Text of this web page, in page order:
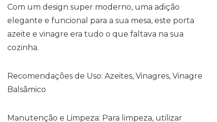
Com um design super moderno, uma adição
elegante e funcional para a sua mesa, este porta
azeite e vinagre era tudo o que faltava na sua
cozinha.
Recomendações de Uso: Azeites, Vinagres, Vinagre
Balsâmico
Manutenção e Limpeza: Para limpeza, utilizar